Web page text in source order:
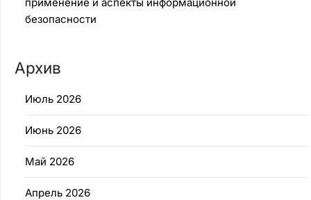
безопасности
Архив
Июль 2026
Июнь 2026
Май 2026
Апрель 2026